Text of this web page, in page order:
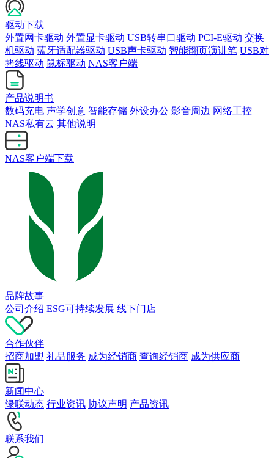
驱动下载
外置网卡驱动 外置显卡驱动 USB转串口驱动 PCI-E驱动 交换
机驱动 蓝牙适配器驱动 USB声卡驱动 智能翻页演讲笔 USB对
拷线驱动 鼠标驱动 NAS客户端
产品说明书
数码充电 声学创意 智能存储 外设办公 影音周边 网络工控
NAS私有云 其他说明
NAS客户端下载
品牌故事
公司介绍 ESG可持续发展 线下门店
合作伙伴
招商加盟 礼品服务 成为经销商 查询经销商 成为供应商
新闻中心
绿联动态 行业资讯 协议声明 产品资讯
联系我们